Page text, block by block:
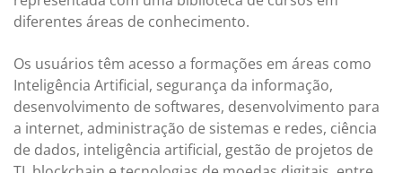
diferentes áreas de conhecimento.
Os usuários têm acesso a formações em áreas como
Inteligência Artificial, segurança da informação,
desenvolvimento de softwares, desenvolvimento para
a internet, administração de sistemas e redes, ciência
de dados, inteligência artificial, gestão de projetos de